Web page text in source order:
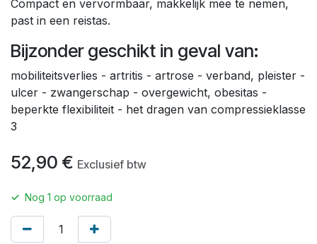
Compact en vervormbaar, makkelijk mee te nemen,
past in een reistas.
Bijzonder geschikt in geval van:
mobiliteitsverlies - artritis - artrose - verband, pleister -
ulcer - zwangerschap - overgewicht, obesitas -
beperkte flexibiliteit - het dragen van compressieklasse
3
52,90 € Exclusief btw
✓ Nog 1 op voorraad